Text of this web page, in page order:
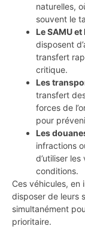
naturelles,
souvent le
Le SAMU et
disposent
transfert
critique.
Les
transfert
forces de
pour
Les
infractions
d’utiliser
conditions.
Ces véhicules,
disposer de leurs
simultanément
prioritaire.